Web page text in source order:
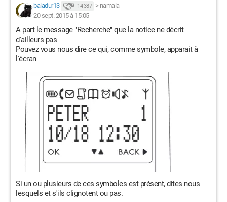
baladur13 14 387 > namala
20 sept. 2015 à 15:05
A part le message "Recherche" que la notice ne décrit
d'ailleurs pas
Pouvez vous nous dire ce qui, comme symbole, apparait à
l'écran
Si un ou plusieurs de ces symboles est présent, dites nous
lesquels et s'ils clignotent ou pas.